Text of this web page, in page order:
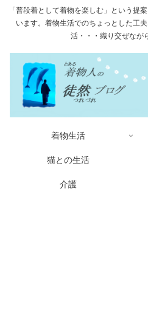
「普段着として着物を楽しむ」という提
います。着物生活でのちょっとした工
活・・・織り交ぜなが
着物生活
猫との生活
介護